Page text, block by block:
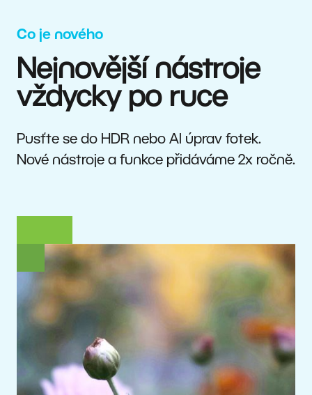
Co je nového
Nejnovější nástroje
vždycky po ruce
Pusťte se do HDR nebo AI úprav fotek.
Nové nástroje a funkce přidáváme 2x ročně.